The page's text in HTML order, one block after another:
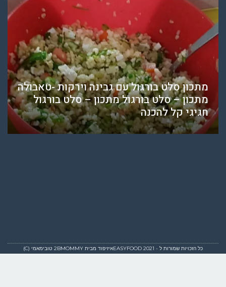
מתכון סלט בורגול עם גבינה וירקות -טאבולה
מתכון – סלט בורגול מתכון – סלט בורגול
חגיגי קל להכנה
כל הזכויות שמורות ל - EASYFOOD 2021איזיפוד מבית 2BMOMMY טובימאמי (C)